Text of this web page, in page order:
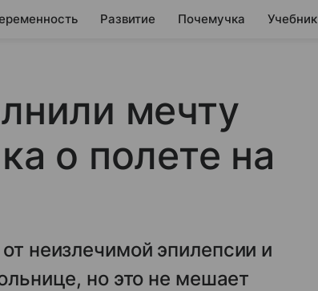
Развитие Почемучка Учебник
мечту
о полете на
неизлечимой эпилепсии и
но это не мешает